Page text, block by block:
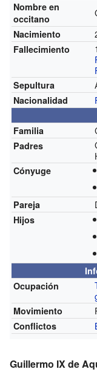
Nombre en
occitano
Nacimiento
Fallecimiento
Sepultura
Nacionalidad
Familia
Padres
Cónyuge
Pareja
Hijos
Ocupación
Movimiento
Conflictos
Guillermo IX de